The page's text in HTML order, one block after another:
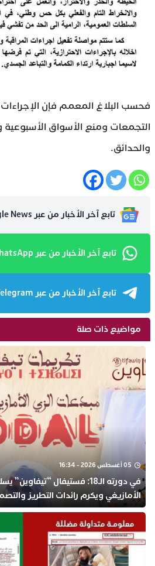
فحسب البلاغ المعمم فإن
التجمعات ومنع الأسواق الأسبوعية
والحدائق.
تابع آخر الأخبار من عبر Google News
تابع آخر الأخبار من عبر WhatsApp
تابع آخر الأخبار من عبر Telegram
مواضيع ذات صلة
05 أغسطس 2026 - 16:34
في دورته الـ18: فستيفال
الأمازيغي ويكرم رائدات التطريز